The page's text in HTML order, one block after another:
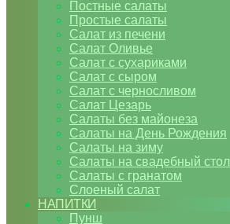
Постные салаты
Простые салаты
Салат из печени
Салат Оливье
Салат с сухариками
Салат с сыром
Салат с черносливом
Салат Цезарь
Салаты без майонеза
Салаты на День Рождения
Салаты на зиму
Салаты на свадебный стол
Салаты с гранатом
Слоеный салат
НАПИТКИ
Пунш